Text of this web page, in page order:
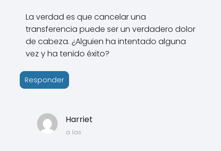
La verdad es que cancelar una
transferencia puede ser un verdadero dolor
de cabeza. ¿Alguien ha intentado alguna
vez y ha tenido éxito?
Responder
Harriet
a las